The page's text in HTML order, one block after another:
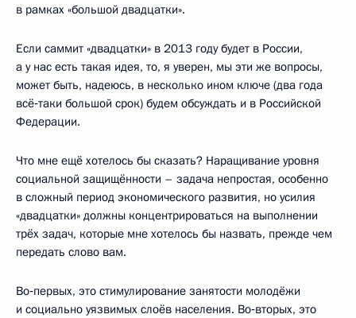
в рамках «большой двадцатки».
Если саммит «двадцатки» в 2013 году будет в России,
а у нас есть такая идея, то, я уверен, мы эти же вопросы,
может быть, надеюсь, в несколько ином ключе (два года
всё‑таки большой срок) будем обсуждать и в Российской
Федерации.
Что мне ещё хотелось бы сказать? Наращивание уровня
социальной защищённости – задача непростая, особенно
в сложный период экономического развития, но усилия
«двадцатки» должны концентрироваться на выполнении
трёх задач, которые мне хотелось бы назвать, прежде чем
передать слово вам.
Во‑первых, это стимулирование занятости молодёжи
и социально уязвимых слоёв населения. Во‑вторых, это